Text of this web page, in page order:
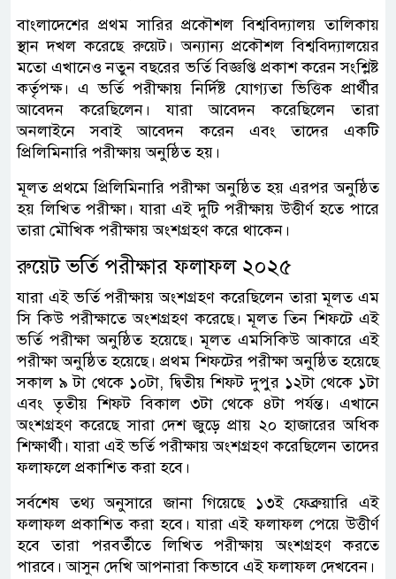
বাংলাদেশের প্রথম সারির প্রকৌশল বিশ্ববিদ্যালয় তালিকায়
স্থান দখল করেছে রুয়েট। অন্যান্য প্রকৌশল বিশ্ববিদ্যালয়ের
মতো এখানেও নতুন বছরের ভর্তি বিজ্ঞপ্তি প্রকাশ করেন সংশ্লিষ্ট
কর্তৃপক্ষ। এ ভর্তি পরীক্ষায় নির্দিষ্ট যোগ্যতা ভিত্তিক প্রার্থীর
আবেদন করেছিলেন। যারা আবেদন করেছিলেন তারা
অনলাইনে সবাই আবেদন করেন এবং তাদের একটি
প্রিলিমিনারি পরীক্ষায় অনুষ্ঠিত হয়।
মূলত প্রথমে প্রিলিমিনারি পরীক্ষা অনুষ্ঠিত হয় এরপর অনুষ্ঠিত
হয় লিখিত পরীক্ষা। যারা এই দুটি পরীক্ষায় উত্তীর্ণ হতে পারে
তারা মৌখিক পরীক্ষায় অংশগ্রহণ করে থাকেন।
রুয়েট ভর্তি পরীক্ষার ফলাফল ২০২৫
যারা এই ভর্তি পরীক্ষায় অংশগ্রহণ করেছিলেন তারা মূলত এম
সি কিউ পরীক্ষাতে অংশগ্রহণ করেছে। মূলত তিন শিফটে এই
ভর্তি পরীক্ষা অনুষ্ঠিত হয়েছে। মূলত এমসিকিউ আকারে এই
পরীক্ষা অনুষ্ঠিত হয়েছে। প্রথম শিফটের পরীক্ষা অনুষ্ঠিত হয়েছে
সকাল ৯ টা থেকে ১০টা, দ্বিতীয় শিফট দুপুর ১২টা থেকে ১টা
এবং তৃতীয় শিফট বিকাল ৩টা থেকে ৪টা পর্যন্ত। এখানে
অংশগ্রহণ করেছে সারা দেশ জুড়ে প্রায় ২০ হাজারের অধিক
শিক্ষার্থী। যারা এই ভর্তি পরীক্ষায় অংশগ্রহণ করেছিলেন তাদের
ফলাফলে প্রকাশিত করা হবে।
সর্বশেষ তথ্য অনুসারে জানা গিয়েছে ১৩ই ফেব্রুয়ারি এই
ফলাফল প্রকাশিত করা হবে। যারা এই ফলাফল পেয়ে উত্তীর্ণ
হবে তারা পরবর্তীতে লিখিত পরীক্ষায় অংশগ্রহণ করতে
পারবে। আসুন দেখি আপনারা কিভাবে এই ফলাফল দেখবেন।